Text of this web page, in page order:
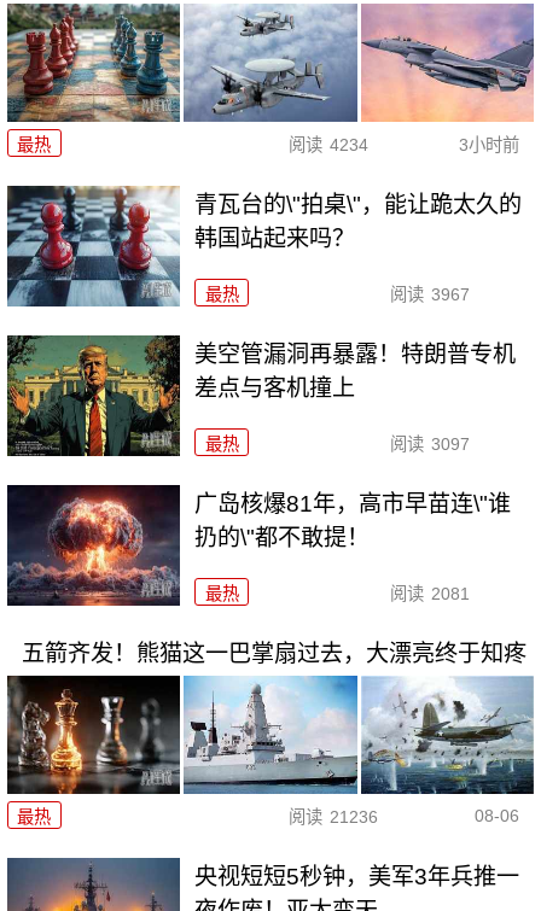
最热 阅读 4234 3小时前
青瓦台的\"拍桌\"，能让跪太久的
韩国站起来吗？
最热 阅读 3967
美空管漏洞再暴露！特朗普专机
差点与客机撞上
最热 阅读 3097
广岛核爆81年，高市早苗连\"谁
扔的\"都不敢提！
最热 阅读 2081
五箭齐发！熊猫这一巴掌扇过去，大漂亮终于知疼
最热 阅读 21236 08-06
央视短短5秒钟，美军3年兵推一